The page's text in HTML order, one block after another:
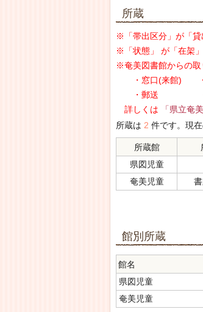
所蔵
※「帯出区分」が「貸
※「状態」 が「在架
※奄美図書館からの取
・窓口(来館) ・
・郵送 ・電
詳しくは
「県立奄
所蔵は 2 件です。現
所蔵館
県図児童
奄美児童
館別所蔵
館名
県図児童
奄美児童